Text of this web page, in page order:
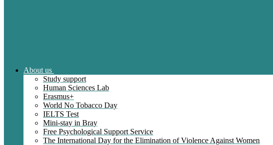
About us
Study support
Human Sciences Lab
Erasmus+
World No Tobacco Day
IELTS Test
Mini-stay in Bray
Free Psychological Support Service
The International Day for the Elimination of Violence Against Women